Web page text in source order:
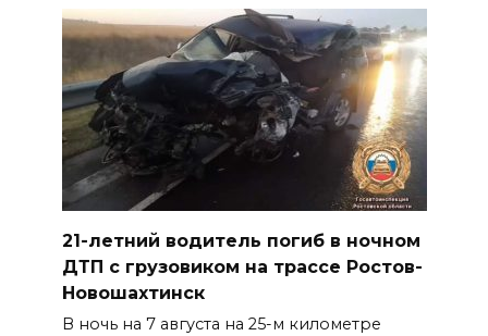
21-летний водитель погиб в ночном
ДТП с грузовиком на трассе Ростов-
Новошахтинск
В ночь на 7 августа на 25-м километре